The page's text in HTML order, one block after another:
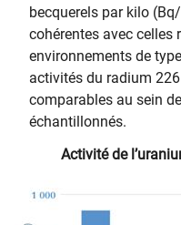
becquerels par kilo
cohérentes avec celles
environnements de
activités du radium
comparables au sein
échantillonnés.
Activité de